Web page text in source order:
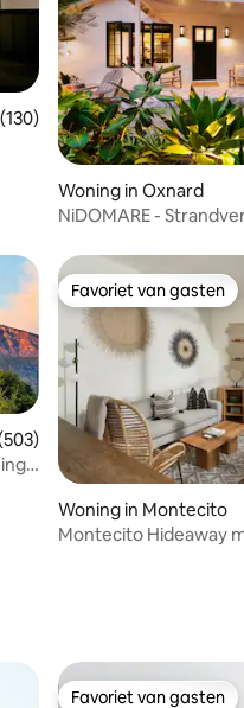
beoordeling van 4,96
Woning in Oxnard
NiDOMARE -
beoordeling van 4,87
Favoriet van gasten
Favoriet van gasten
Woning in Montecito
Montecito Hideaway
Favoriet van gasten